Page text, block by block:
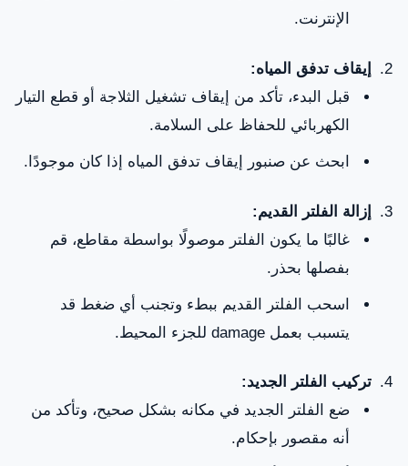
الإنترنت.
إيقاف تدفق المياه:
قبل البدء، تأكد من إيقاف تشغيل الثلاجة أو قطع التيار
الكهربائي للحفاظ على السلامة.
ابحث عن صنبور إيقاف تدفق المياه إذا كان موجودًا.
إزالة الفلتر القديم:
غالبًا ما يكون الفلتر موصولًا بواسطة مقاطع، قم
بفصلها بحذر.
اسحب الفلتر القديم ببطء وتجنب أي ضغط قد
يتسبب بعمل damage للجزء المحيط.
تركيب الفلتر الجديد:
ضع الفلتر الجديد في مكانه بشكل صحيح، وتأكد من
أنه مقصور بإحكام.